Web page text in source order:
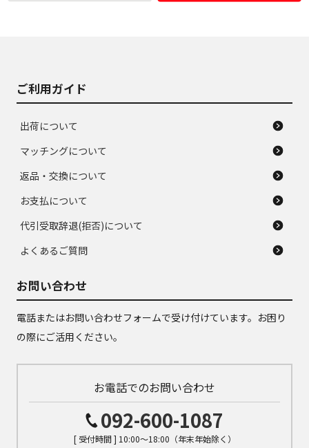
ご利用ガイド
出荷について
マッチングについて
返品・交換について
お支払について
代引受取辞退(拒否)について
よくあるご質問
お問い合わせ
電話またはお問い合わせフォームで受け付けています。お困り
の際にご活用ください。
お電話でのお問い合わせ
092-600-1087
[ 受付時間 ] 10:00～18:00（年末年始除く）